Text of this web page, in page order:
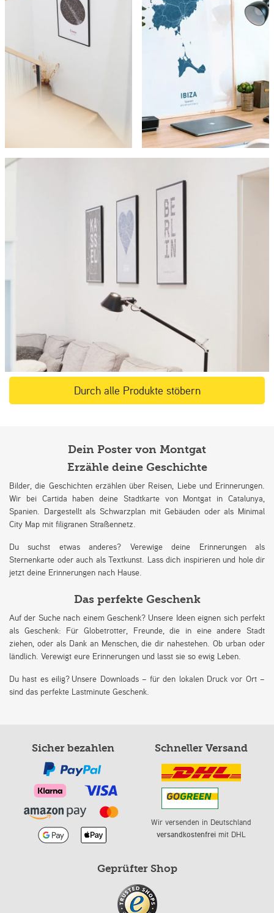
Durch alle Produkte stöbern
Dein Poster von Montgat
Erzähle deine Geschichte
Bilder, die Geschichten erzählen über Reisen, Liebe und Erinnerungen.
Wir bei Cartida haben deine Stadtkarte von Montgat in Catalunya,
Spanien. Dargestellt als Schwarzplan mit Gebäuden oder als Minimal
City Map mit filigranen Straßennetz.
Du suchst etwas anderes? Verewige deine Erinnerungen als
Sternenkarte oder auch als Textkunst. Lass dich inspirieren und hole dir
jetzt deine Erinnerungen nach Hause.
Das perfekte Geschenk
Auf der Suche nach einem Geschenk? Unsere Ideen eignen sich perfekt
als Geschenk: Für Globetrotter, Freunde, die in eine andere Stadt
ziehen, oder als Dank an Menschen, die dir nahestehen. Ob urban oder
ländlich. Verewigt eure Erinnerungen und lasst sie so ewig Leben.
Du hast es eilig? Unsere Downloads – für den lokalen Druck vor Ort –
sind das perfekte Lastminute Geschenk.
Sicher bezahlen Schneller Versand
Wir versenden in Deutschland
versandkostenfreimit DHL
Geprüfter Shop